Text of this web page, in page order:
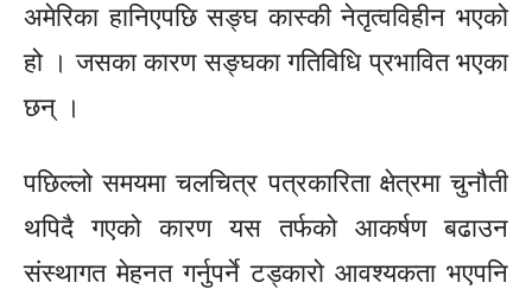
अमेरिकाहानिएपछिसङ्घ कास्की नेतृत्वविहीन भएको
हो । जसका कारण सङ्घका गतिविधि प्रभावित भएका
छन् ।
पछिल्लो समयमा चलचित्र पत्रकारिता क्षेत्रमा चुनौती
थपिदै गएको कारण यस तर्फको आकर्षण बढाउन
संस्थागत मेहनत गर्नुपर्ने टड्कारो आवश्यकता भएपनि